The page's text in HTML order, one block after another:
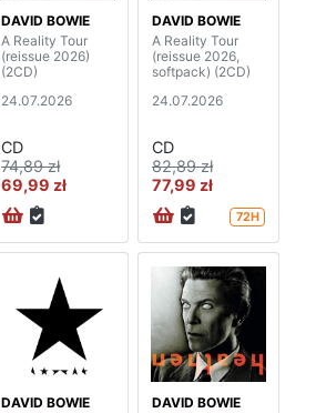
DAVID BOWIE
A Reality Tour
(reissue 2026)
(2CD)
24.07.2026
CD
74,89 zł
69,99 zł
DAVID BOWIE
A Reality Tour
(reissue 2026,
softpack) (2CD)
24.07.2026
CD
82,89 zł
77,99 zł
72H
DAVID BOWIE
DAVID BOWIE